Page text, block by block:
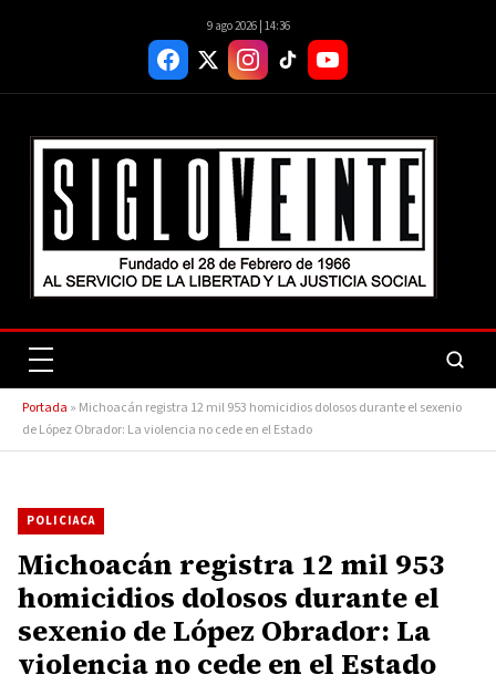
9 ago 2026 | 14:36
Portada » Michoacán registra 12 mil 953 homicidios dolosos durante el sexenio
de López Obrador: La violencia no cede en el Estado
POLICIACA
Michoacán registra 12 mil 953
homicidios dolosos durante el
sexenio de López Obrador: La
violencia no cede en el Estado